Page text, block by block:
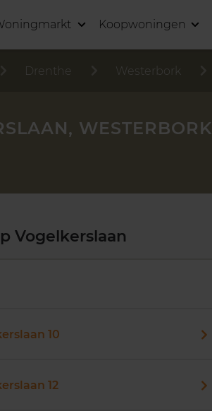
Koopwoningen
Drenthe Westerbork
WESTERBORK
Vogelkerslaan
10
12